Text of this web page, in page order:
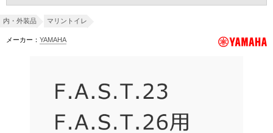
内・外装品 マリントイレ
メーカー： YAMAHA